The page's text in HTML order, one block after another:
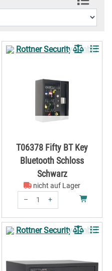
T06378 Fifty BT Key
Bluetooth Schloss
Schwarz
nicht auf Lager
–
+